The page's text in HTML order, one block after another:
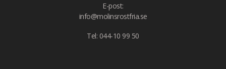
E-post:
info@molinsrostfria.se
Tel: 044-10 99 50